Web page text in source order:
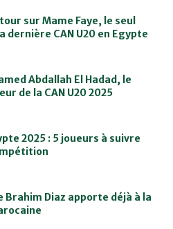
sur Mame Faye, le seul
dernière CAN U20 en Egypte
Abdallah El Hadad, le
de la CAN U20 2025
2025 : 5 joueurs à suivre
Brahim Diaz apporte déjà à la